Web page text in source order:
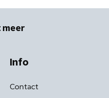
meer
Info
Contact